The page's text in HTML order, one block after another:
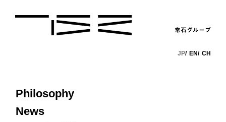
常石グループ
JP EN CH
Philosophy
News